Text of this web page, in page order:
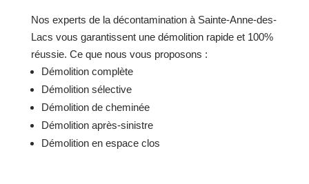
Nos experts de la décontamination à Sainte-Anne-des-
Lacs vous garantissent une démolition rapide et 100%
réussie. Ce que nous vous proposons :
Démolition complète
Démolition sélective
Démolition de cheminée
Démolition après-sinistre
Démolition en espace clos